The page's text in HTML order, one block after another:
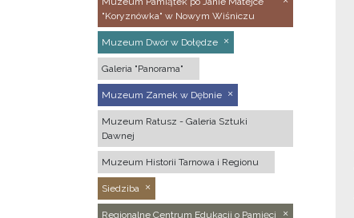
"Koryznówka" w Nowym Wiśniczu
Muzeum Dwór w Dołędze
Galeria "Panorama"
Muzeum Zamek w Dębnie
Muzeum Ratusz - Galeria Sztuki
Dawnej
Muzeum Historii Tarnowa i Regionu
Siedziba
Regionalne Centrum Edukacji o Pamięci